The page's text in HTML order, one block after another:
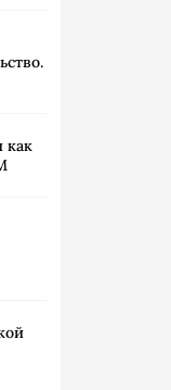
как